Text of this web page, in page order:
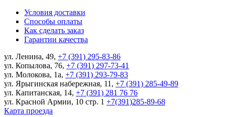
Условия доставки
Способы оплаты
Как сделать заказ
Гарантии качества
ул. Ленина, 49, +7 (391) 295-83-86
ул. Копылова, 76, +7 (391) 297-73-41
ул. Молокова, 1а, +7 (391) 293-79-83
ул. Ярыгинская набережная, 11, +7 (391) 285-49-89
ул. Капитанская, 14, +7 (391) 281 76 76
ул. Красной Армии, 10 стр. 1 +7(391)285-89-68
Карта проезда